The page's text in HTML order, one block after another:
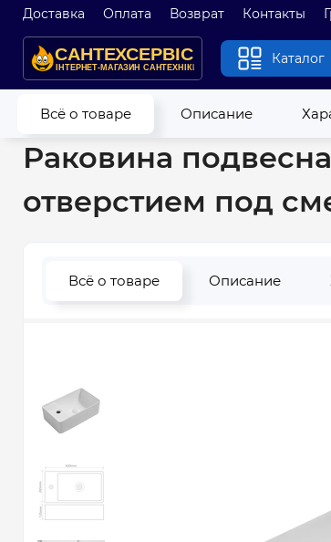
Доставка Оплата Возврат Контакты
Каталог
Всё о товаре Описание
Главная Умывальники Раковина подвесная
Раковина
отверстием под
Всё о товаре Описание